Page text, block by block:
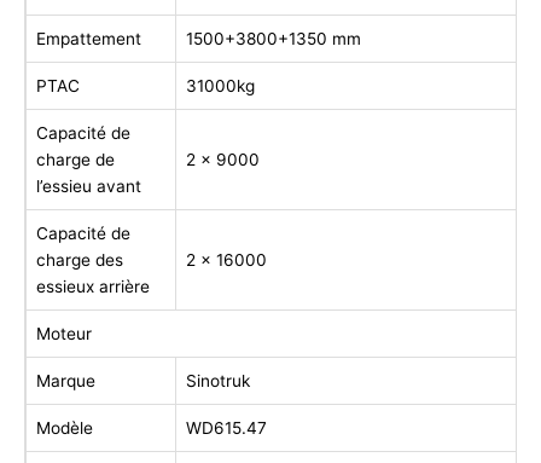
Empattement 1500+3800+1350 mm
PTAC 31000kg
Capacité de
charge de
l’essieu avant
2 x 9000
Capacité de
charge des
essieux arrière
2 x 16000
Moteur
Marque Sinotruk
Modèle WD615.47